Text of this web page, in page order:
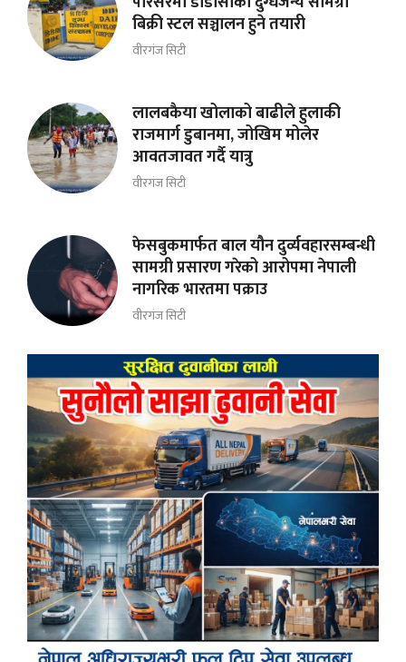
बिक्री स्टल सञ्चालन हुने तयारी
वीरगंज सिटी
लालबकैया खोलाको बाढीले हुलाकी
राजमार्ग डुबानमा, जोखिम मोलेर
आवतजावत गर्दै यात्रु
वीरगंज सिटी
फेसबुकमार्फत बाल यौन दुर्व्यवहारसम्बन्धी
सामग्री प्रसारण गरेको आरोपमा नेपाली
नागरिक भारतमा पक्राउ
वीरगंज सिटी